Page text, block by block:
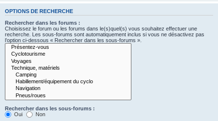
OPTIONS DE RECHERCHE
Rechercher dans les forums :
Choisissez le forum ou les forums dans le(s)quel(s) vous souhaitez effectuer une
recherche. Les sous-forums sont automatiquement inclus si vous ne désactivez pas
l’option ci-dessous « Rechercher dans les sous-forums ».
Rechercher dans les sous-forums :
Oui
Non